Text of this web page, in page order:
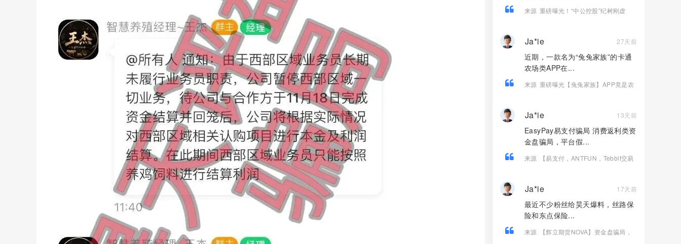
来源 重磅曝光！“中公控股”纪树刚虚
Ja*ie 27天前
近期，一款名为“兔兔家族”的卡通
农场类APP在...
来源 重磅曝光【兔兔家族】APP竟是农
Ja*ie 13天前
EasyPay易支付骗局 消费返利类资
金盘骗局，平台假...
来源
【易支付，ANTFUN，Tebbit交易
Ja*ie 17天前
最近不少粉丝给昊天爆料，丝路保
险和东点保险...
来源
【辉立期货NOVA】资金盘骗局，